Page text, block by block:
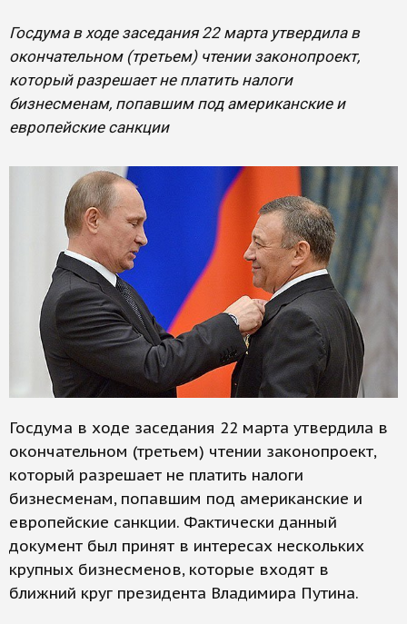
Госдума в ходе заседания 22 марта утвердила в
окончательном (третьем) чтении законопроект,
который разрешает не платить налоги
бизнесменам, попавшим под американские и
европейские санкции
Госдума в ходе заседания 22 марта утвердила в
окончательном (третьем) чтении законопроект,
который разрешает не платить налоги
бизнесменам, попавшим под американские и
европейские санкции. Фактически данный
документ был принят в интересах нескольких
крупных бизнесменов, которые входят в
ближний круг президента Владимира Путина.